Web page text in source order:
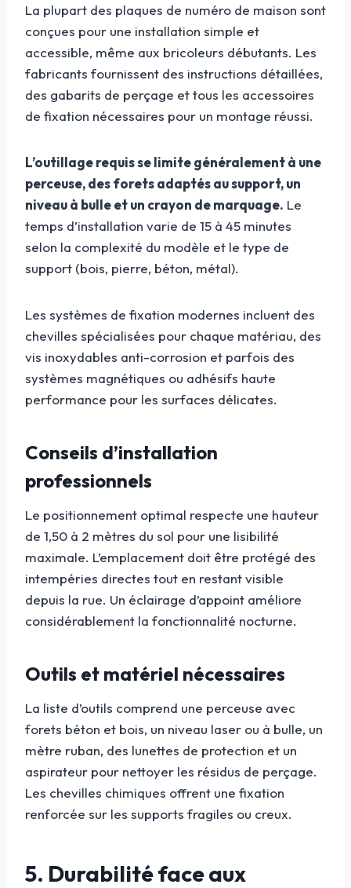
La plupart des plaques de numéro de maison sont
conçues pour une installation simple et
accessible, même aux bricoleurs débutants. Les
fabricants fournissent des instructions détaillées,
des gabarits de perçage et tous les accessoires
de fixation nécessaires pour un montage réussi.
L’outillage requis se limite généralement à une
perceuse, des forets adaptés au support, un
niveau à bulle et un crayon de marquage. Le
temps d’installation varie de 15 à 45 minutes
selon la complexité du modèle et le type de
support (bois, pierre, béton, métal).
Les systèmes de fixation modernes incluent des
chevilles spécialisées pour chaque matériau, des
vis inoxydables anti-corrosion et parfois des
systèmes magnétiques ou adhésifs haute
performance pour les surfaces délicates.
Conseils d’installation
professionnels
Le positionnement optimal respecte une hauteur
de 1,50 à 2 mètres du sol pour une lisibilité
maximale. L’emplacement doit être protégé des
intempéries directes tout en restant visible
depuis la rue. Un éclairage d’appoint améliore
considérablement la fonctionnalité nocturne.
Outils et matériel nécessaires
La liste d’outils comprend une perceuse avec
forets béton et bois, un niveau laser ou à bulle, un
mètre ruban, des lunettes de protection et un
aspirateur pour nettoyer les résidus de perçage.
Les chevilles chimiques offrent une fixation
renforcée sur les supports fragiles ou creux.
5. Durabilité face aux